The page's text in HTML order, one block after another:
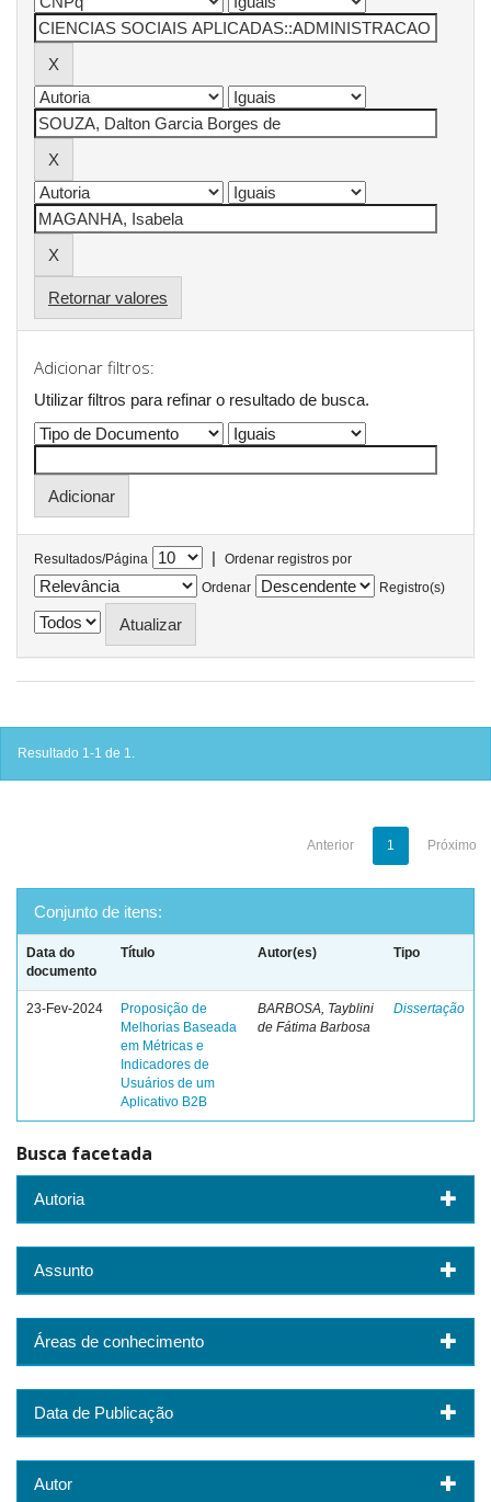
Retornar valores
Adicionar filtros:
Utilizar filtros para refinar o resultado de busca.
Resultados/Página |
Ordenar registros por
Ordenar
Registro(s)
Resultado 1-1 de 1.
Anterior 1 Próximo
Conjunto de itens:
Data do
documento
Título Autor(es) Tipo
23-Fev-2024
Proposição de
Melhorias Baseada
em Métricas e
Indicadores de
Usuários de um
Aplicativo B2B
BARBOSA, Tayblini
de Fátima Barbosa
Dissertação
Busca facetada
Autoria
Assunto
Áreas de conhecimento
Data de Publicação
Autor